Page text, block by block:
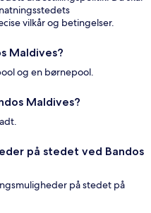
vilkår og betingelser.
Maldives?
og en børnepool.
Maldives?
på stedet ved Bandos
på stedet på